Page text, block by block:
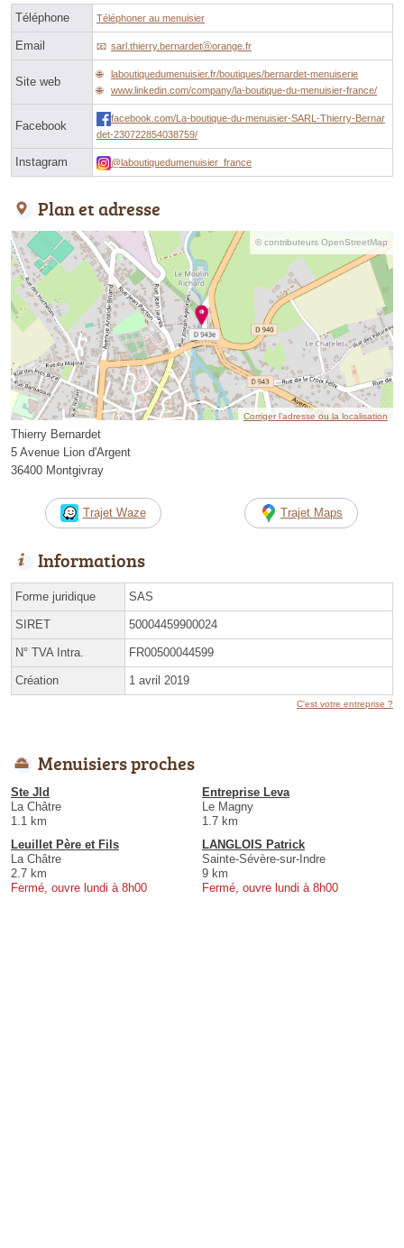
Téléphone Téléphoner au menuisier
Email sarl.thierry.bernardetⓐorange.fr
Site web
laboutiquedumenuisier.fr/boutiques/bernardet-menuiserie
www.linkedin.com/company/la-boutique-du-menuisier-france/
Facebook
facebook.com/La-boutique-du-menuisier-SARL-Thierry-Bernar
det-230722854038759/
Instagram @laboutiquedumenuisier_france
Plan et adresse
© contributeurs OpenStreetMap
Corriger l’adresse ou la localisation
Thierry Bernardet
5 Avenue Lion d'Argent
36400 Montgivray
Trajet Waze Trajet Maps
Informations
Forme juridique SAS
SIRET 50004459900024
N° TVA Intra. FR00500044599
Création 1 avril 2019
C'est votre entreprise ?
Menuisiers proches
Ste Jld
La Châtre
1.1 km
Entreprise Leva
Le Magny
1.7 km
Leuillet Père et Fils
La Châtre
2.7 km
Fermé, ouvre lundi à 8h00
LANGLOIS Patrick
Sainte-Sévère-sur-Indre
9 km
Fermé, ouvre lundi à 8h00